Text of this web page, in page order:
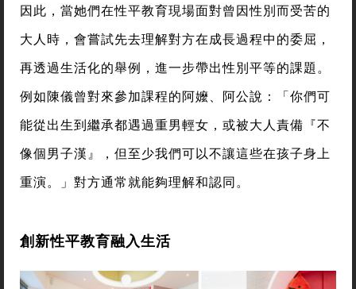
因此，當她們在性平教育現場面對曾因性別而受苦的
大人時，會嘗試先去理解對方在成長過程中的委屈，
再透過生活化的舉例，進一步帶出性別平等的課題。
例如陳儀曾對來參加課程的阿嬤、阿公說：「你們可
能從出生到繼承都遇過重男輕女，或被大人責備『不
像個男子漢』，但至少我們可以不讓這些在孩子身上
重演。」對方通常就能夠理解和認同。
創新性平教育融入生活